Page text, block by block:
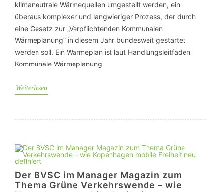
klimaneutrale Wärmequellen umgestellt werden, ein
überaus komplexer und langwieriger Prozess, der durch
eine Gesetz zur „Verpflichtenden Kommunalen
Wärmeplanung“ in diesem Jahr bundesweit gestartet
werden soll. Ein Wärmeplan ist laut Handlungsleitfaden
Kommunale Wärmeplanung
Weiterlesen
Der BVSC im Manager Magazin zum
Thema Grüne Verkehrswende – wie